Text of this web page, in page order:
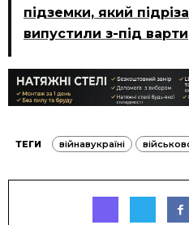
підземки, який
випустили з-під варти
ТЕГИ війнавукраїні